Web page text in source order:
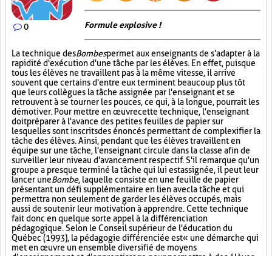
0 Formule explosive !
La technique desBombespermet aux enseignants de s'adapter à la
rapidité d'exécution d'une tâche par les élèves. En effet, puisque
tous les élèves ne travaillent pas à la même vitesse, il arrive
souvent que certains d'entre eux terminent beaucoup plus tôt
que leurs collègues la tâche assignée par l'enseignant et se
retrouvent à se tourner les pouces, ce qui, à la longue, pourrait les
démotiver. Pour mettre en œuvre cette technique, l'enseignant
doit préparer à l'avance des petites feuilles de papier sur
lesquelles sont inscrits des énoncés permettant de complexifier la
tâche des élèves. Ainsi, pendant que les élèves travaillent en
équipe sur une tâche, l'enseignant circule dans la classe afin de
surveiller leur niveau d'avancement respectif. S'il remarque qu'un
groupe a presque terminé la tâche qui lui est assignée, il peut leur
lancer uneBombe, laquelle consiste en une feuille de papier
présentant un défi supplémentaire en lien avec la tâche et qui
permettra non seulement de garder les élèves occupés, mais
aussi de soutenir leur motivation à apprendre. Cette technique
fait donc en quelque sorte appel à la différenciation
pédagogique. Selon le Conseil supérieur de l'éducation du
Québec (1993), la pédagogie différenciée est « une démarche qui
met en œuvre un ensemble diversifié de moyens